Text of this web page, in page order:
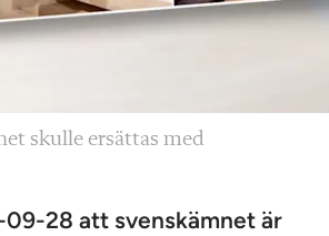
skulle ersättas med
28 att svenskämnet är